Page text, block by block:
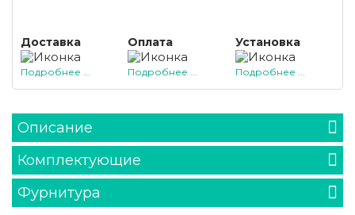
Доставка
Подробнее ...
Оплата
Подробнее ...
Установка
Подробнее ...
Описание
Комплектующие
Фурнитура